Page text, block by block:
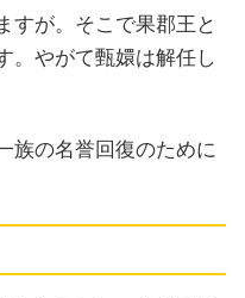
すが。そこで果郡王と
。やがて甄嬛は解任し
族の名誉回復のために